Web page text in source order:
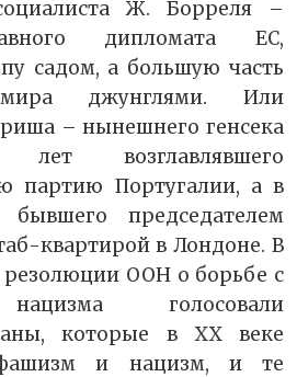
Ж. Борреля –
дипломата ЕС,
садом, а большую часть
джунглями. Или
– нынешнего генсека
возглавлявшего
партию Португалии, а в
бывшего председателем
квартирой в Лондоне. В
резолюции ООН о борьбе с
голосовали
которые в XX веке
и нацизм, и те